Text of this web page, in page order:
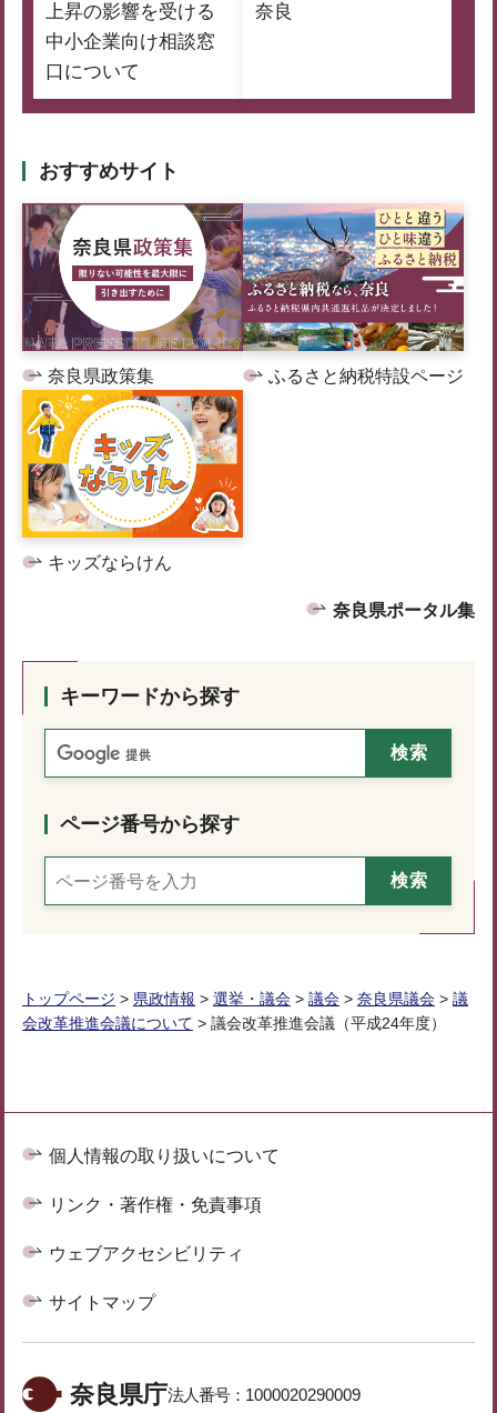
上昇の影響を受ける
中小企業向け相談窓
口について
奈良
おすすめサイト
奈良県政策集 ふるさと納税特設ページ
キッズならけん
奈良県ポータル集
キーワードから探す
ページ番号から探す
トップページ > 県政情報 > 選挙・議会 > 議会 > 奈良県議会 > 議
会改革推進会議について > 議会改革推進会議（平成24年度）
個人情報の取り扱いについて
リンク・著作権・免責事項
ウェブアクセシビリティ
サイトマップ
奈良県庁法人番号： 1000020290009